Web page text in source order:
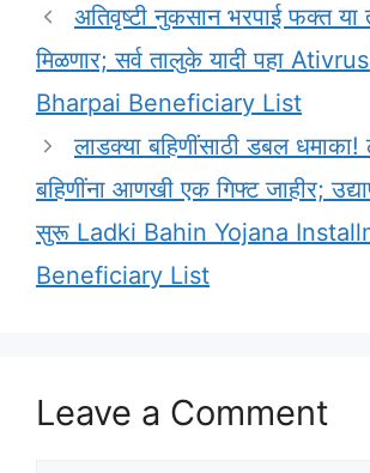
अतिवृष्टी नुकसान भरपाई फक्त या
मिळणार; सर्व तालुके यादी पहा
Bharpai Beneficiary List
लाडक्या बहिणींसाठी डबल धमाका!
बहिणींना आणखी एक गिफ्ट जाहीर;
सुरू Ladki Bahin Yojana
Beneficiary List
Leave a Comment